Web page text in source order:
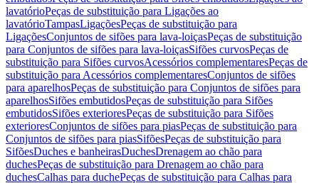
lavatórioPeças de substituição para Ligações ao
lavatórioTampasLigaçõesPeças de substituição para
LigaçõesConjuntos de sifões para lava-loiçasPeças de substituição
para Conjuntos de sifões para lava-loiçasSifões curvosPeças de
substituição para Sifões curvosAcessórios complementaresPeças de
substituição para Acessórios complementaresConjuntos de sifões
para aparelhosPeças de substituição para Conjuntos de sifões para
aparelhosSifões embutidosPeças de substituição para Sifões
embutidosSifões exterioresPeças de substituição para Sifões
exterioresConjuntos de sifões para piasPeças de substituição para
Conjuntos de sifões para piasSifõesPeças de substituição para
SifõesDuches e banheirasDuchesDrenagem ao chão para
duchesPeças de substituição para Drenagem ao chão para
duchesCalhas para duchePeças de substituição para Calhas para